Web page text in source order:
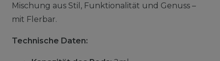
Mischung aus Stil, Funktionalität und Genuss –
mit Flerbar.
Technische Daten: